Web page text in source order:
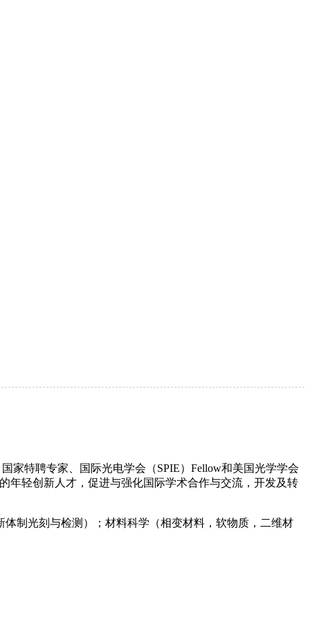
家特聘专家、国际光电学会（SPIE）Fellow和美国光学学会
年轻创新人才，促进与强化国际学术合作与交流，开发及转
制光刻与检测）；材料科学（相变材料，软物质，二维材